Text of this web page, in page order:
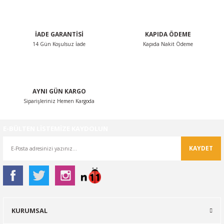
İADE GARANTİSİ
14 Gün Koşulsuz İade
KAPIDA ÖDEME
Kapıda Nakit Ödeme
AYNI GÜN KARGO
Siparişleriniz Hemen Kargoda
KAYDET
KURUMSAL